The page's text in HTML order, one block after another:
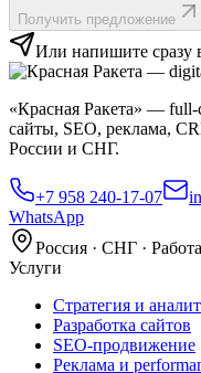
Получить предложение
Или напишите сразу
«Красная Ракета» —
сайты, SEO, реклама,
России и СНГ.
+7 958 240‑17‑07
WhatsApp
Россия · СНГ ·
Услуги
Стратегия и
Разработка сайтов
SEO‑продвижение
Реклама и